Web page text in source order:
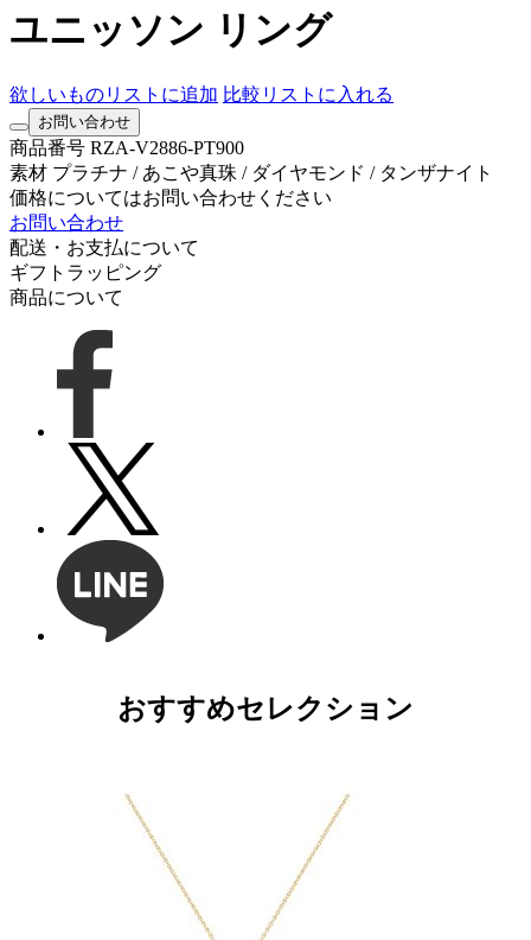
ユニッソン リング
欲しいものリストに追加 比較リストに入れる
お問い合わせ
商品番号 RZA-V2886-PT900
素材 プラチナ / あこや真珠 / ダイヤモンド / タンザナイト
価格についてはお問い合わせください
お問い合わせ
配送・お支払について
ギフトラッピング
商品について
おすすめセレクション